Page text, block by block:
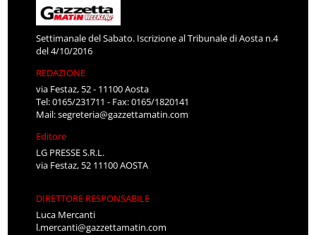
Settimanale del Sabato. Iscrizione al Tribunale di Aosta n.4
del 4/10/2016
REDAZIONE
via Festaz, 52 - 11100 Aosta
Tel: 0165/231711 - Fax: 0165/1820141
Mail:segreteria@gazzettamatin.com
Editore
LG PRESSE S.R.L.
via Festaz, 52 11100 AOSTA
DIRETTORE RESPONSABILE
Luca Mercanti
l.mercanti@gazzettamatin.com